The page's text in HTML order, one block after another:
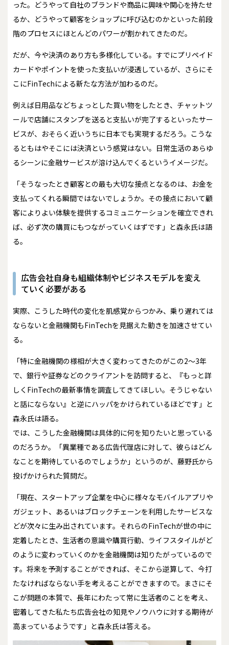
った。どうやって自社のブランドや商品に興味や関心を持たせ
るか、どうやって顧客をショップに呼び込むのかといった前段
階のプロセスにほとんどのパワーが割かれてきたのだ。
だが、今や決済のあり方も多様化している。すでにプリペイド
カードやポイントを使った支払いが浸透しているが、さらにそ
こにFinTechによる新たな方法が加わるのだ。
例えば日用品などちょっとした買い物をしたとき、チャットツ
ールで店舗にスタンプを送ると支払いが完了するといったサー
ビスが、おそらく近いうちに日本でも実現するだろう。こうな
るともはやそこには決済という感覚はない。日常生活のあらゆ
るシーンに金融サービスが溶け込んでくるというイメージだ。
「そうなったとき顧客との最も大切な接点となるのは、お金を
支払ってくれる瞬間ではないでしょうか。その接点において顧
客によりよい体験を提供するコミュニケーションを確立できれ
ば、必ず次の購買にもつながっていくはずです」と森永氏は語
る。
広告会社自身も組織体制やビジネスモデルを変え
ていく必要がある
実際、こうした時代の変化を肌感覚からつかみ、乗り遅れては
ならないと金融機関もFinTechを見据えた動きを加速させてい
る。
「特に金融機関の様相が大きく変わってきたのがこの2～3年
で、銀行や証券などのクライアントを訪問すると、『もっと詳
しくFinTechの最新事情を調査してきてほしい。そうじゃない
と話にならない』と逆にハッパをかけられているほどです」と
森永氏は語る。
では、こうした金融機関は具体的に何を知りたいと思っている
のだろうか。「異業種である広告代理店に対して、彼らはどん
なことを期待しているのでしょうか」というのが、藤野氏から
投げかけられた質問だ。
「現在、スタートアップ企業を中心に様々なモバイルアプリや
ガジェット、あるいはブロックチェーンを利用したサービスな
どが次々に生み出されています。それらのFinTechが世の中に
定着したとき、生活者の意識や購買行動、ライフスタイルがど
のように変わっていくのかを金融機関は知りたがっているので
す。将来を予測することができれば、そこから逆算して、今打
たなければならない手を考えることができますので。まさにそ
こが問題の本質で、長年にわたって常に生活者のことを考え、
密着してきた私たち広告会社の知見やノウハウに対する期待が
高まっているようです」と森永氏は答える。